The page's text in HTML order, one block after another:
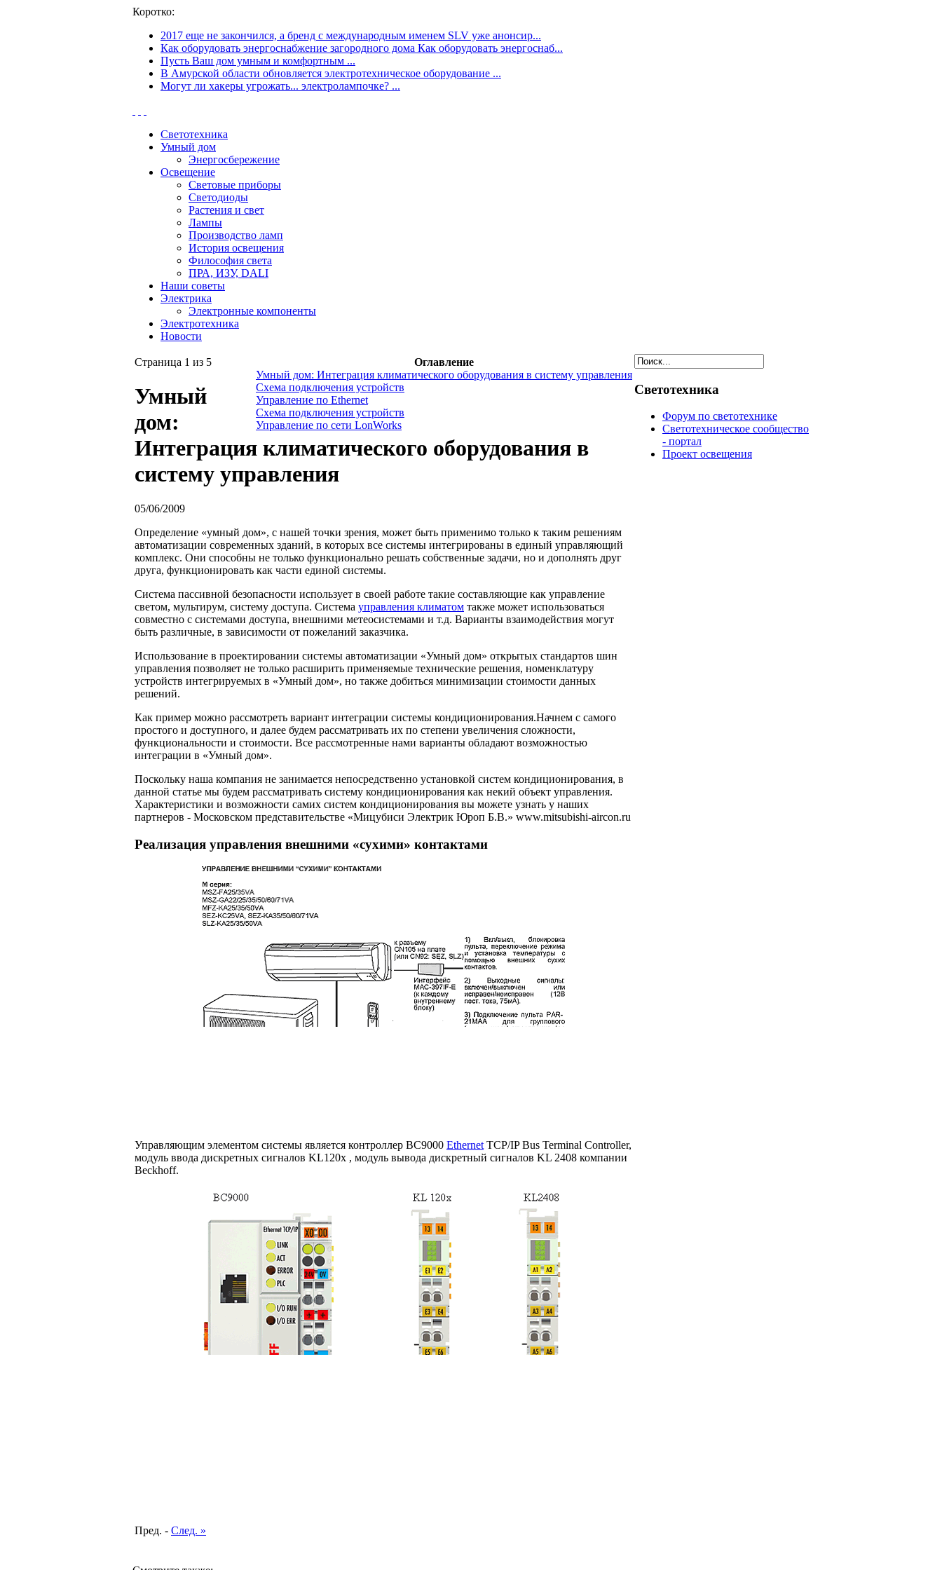
Коротко:
2017 еще не закончился, а бренд с международным именем SLV уже анонсир...
Как оборудовать энергоснабжение загородного дома Как оборудовать энергоснаб...
Пусть Ваш дом умным и комфортным ...
В Амурской области обновляется электротехническое оборудование ...
Могут ли хакеры угрожать... электролампочке? ...
Светотехника
Умный дом
Энергосбережение
Освещение
Световые приборы
Светодиоды
Растения и свет
Лампы
Производство ламп
История освещения
Философия света
ПРА, ИЗУ, DALI
Наши советы
Электрика
Электронные компоненты
Электротехника
Новости
Оглавление
Умный дом: Интеграция климатического оборудования в систему управления
Схема подключения устройств
Управление по Ethernet
Схема подключения устройств
Управление по сети LonWorks
Страница 1 из 5
Умный
дом:
Интеграция климатического оборудования в
систему управления
05/06/2009
Определение «умный дом», с нашей точки зрения, может быть применимо только к таким решениям
автоматизации современных зданий, в которых все системы интегрированы в единый управляющий
комплекс. Они способны не только функционально решать собственные задачи, но и дополнять друг
друга, функционировать как части единой системы.
Cистема пассивной безопасности использует в своей работе такие составляющие как управление
светом, мультирум, систему доступа. Система управления климатом также может использоваться
совместно с системами доступа, внешними метеосистемами и т.д. Варианты взаимодействия могут
быть различные, в зависимости от пожеланий заказчика.
Использование в проектировании системы автоматизации «Умный дом» открытых стандартов шин
управления позволяет не только расширить применяемые технические решения, номенклатуру
устройств интегрируемых в «Умный дом», но также добиться минимизации стоимости данных
решений.
Как пример можно рассмотреть вариант интеграции системы кондиционирования.Начнем с самого
простого и доступного, и далее будем рассматривать их по степени увеличения сложности,
функциональности и стоимости. Все рассмотренные нами варианты обладают возможностью
интеграции в «Умный дом».
Поскольку наша компания не занимается непосредственно установкой систем кондиционирования, в
данной статье мы будем рассматривать систему кондиционирования как некий объект управления.
Характеристики и возможности самих систем кондиционирования вы можете узнать у наших
партнеров - Московском представительстве «Мицубиси Электрик Юроп Б.В.» www.mitsubishi-aircon.ru
Реализация управления внешними «сухими» контактами
Управляющим элементом системы является контроллер BC9000 Ethernet TCP/IP Bus Terminal Controller,
модуль ввода дискретных сигналов KL120x , модуль вывода дискретный сигналов KL 2408 компании
Beckhoff.
Пред. - След. »
Светотехника
Форум по светотехнике
Светотехническое сообщество
- портал
Проект освещения